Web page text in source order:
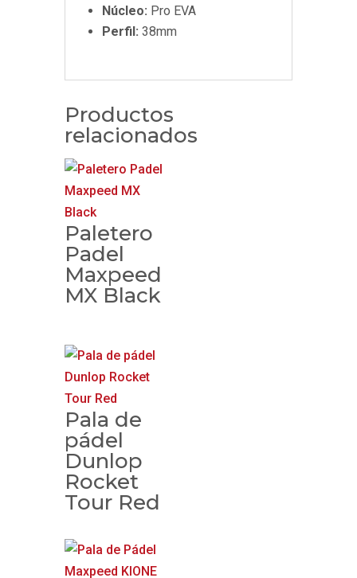
Núcleo: Pro EVA
Perfil: 38mm
Productos
relacionados
Paletero
Padel
Maxpeed
MX Black
Pala de
pádel
Dunlop
Rocket
Tour Red